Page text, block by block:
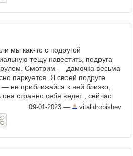
мы как-то с подругой
тещу навестить, подруга
Смотрим — дамочка весьма
паркуется. Я своей подруге
не приближайся к ней близко,
cтранно себя ведет , сейчас
Остановились метрах в
и смотрим. Она ...
09-01-2023 — vitalidrobishev